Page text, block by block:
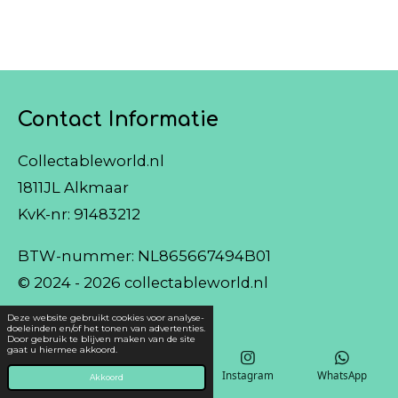
Deze website gebruikt cookies voor analyse-
doeleinden en/of het tonen van advertenties.
Door gebruik te blijven maken van de site
gaat u hiermee akkoord.
Akkoord
Contact Informatie
Collectableworld.nl
1811JL Alkmaar
KvK-nr: 91483212
BTW-nummer: NL865667494B01
© 2024 - 2026 collectableworld.nl
Instagram WhatsApp